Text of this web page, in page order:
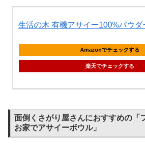
生活の木 有機アサイー100%パウダ
Amazonでチェックする
楽天でチェックする
面倒くさがり屋さんにおすすめの「
お家でアサイーボウル」